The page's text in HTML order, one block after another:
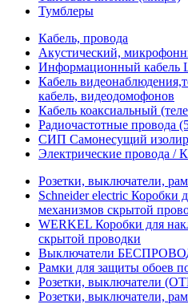
Тумблеры
Кабель, провода
Акустический,
Информационный кабель
Кабель
кабель, видеодомофонов
Кабель коаксиальный
Радиочастотные провода
СИП Самонесущий
Электрические провода /
Розетки, выключатели,
Schneider electric Коробки
механизмов скрытой
WERKEL Коробки для
скрытой проводки
Выключатели
Рамки для защиты обоев
Розетки, выключатели
Розетки, выключатели,